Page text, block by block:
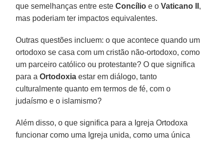
que semelhanças entre esteConcílio e oVaticano II ,
mas poderiam ter impactos equivalentes.
Outras questões incluem: o que acontece quando um
ortodoxo se casa com um cristão não-ortodoxo, como
um parceiro católico ou protestante? O que significa
para aOrtodoxia estar em diálogo, tanto
culturalmente quanto em termos de fé, com o
judaísmo e o islamismo?
Além disso, o que significa para a Igreja Ortodoxa
funcionar como uma Igreja unida, como uma única